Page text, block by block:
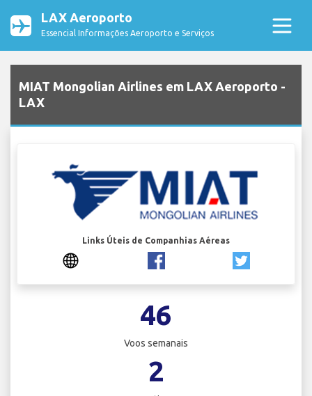
LAX Aeroporto
Essencial Informações Aeroporto e Serviços
MIAT Mongolian Airlines em LAX Aeroporto -
LAX
Links Úteis de Companhias Aéreas
46
Voos semanais
2